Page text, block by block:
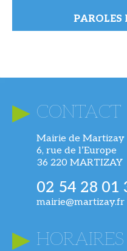
CONTACT
Mairie de Martizay
6, rue de l’Europe
36 220 MARTIZAY
02 54 28 01
mairie@martizay.fr
HORAIRES